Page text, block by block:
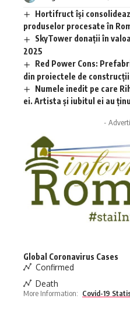
Hortifruct își
produselor procesate în
SkyTower donații în
2025
Red Power Cons:
din proiectele de
Numele inedit pe care
ei. Artista și iubitul ei au
-
Global Coronavirus Cases
Confirmed
Death
More Information: Covid-19